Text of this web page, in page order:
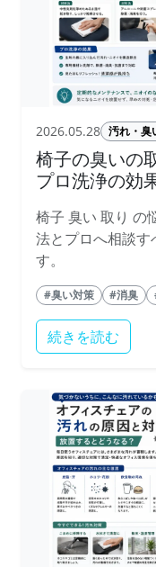
2026.05.28 汚れ・臭
椅子の臭いの
プロ洗浄の効
椅子 臭い 取り の
法とプロへ相談す
す。
#臭い対策 #消臭
続きを読む